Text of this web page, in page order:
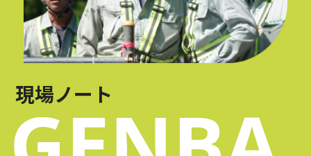
協力会社の皆様へ
OFFICIAL SNS
現場ノート